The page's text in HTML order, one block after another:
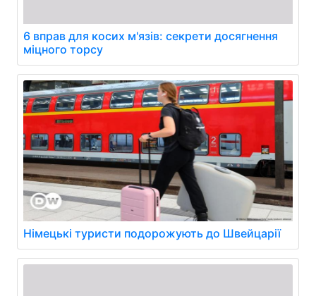
6 вправ для косих м'язів: секрети досягнення
міцного торсу
Німецькі туристи подорожують до Швейцарії